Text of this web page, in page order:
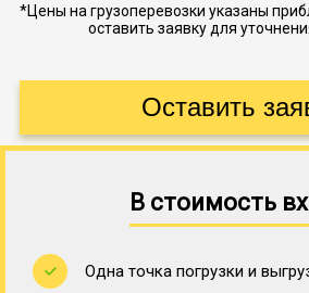
*Цены на грузоперевозки указаны
оставить заявку для
В стоимость
Одна точка погрузки и